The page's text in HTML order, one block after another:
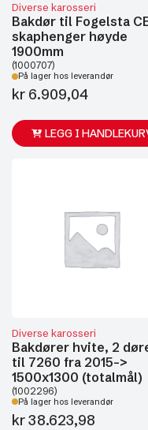
Diverse karosseri
Bakdør til Fogelsta
skaphenger høyde
1900mm
(1000707)
På lager hos leverandør
kr 6.909,04
LEGG I
Diverse karosseri
Bakdører hvite, 2
til 7260 fra 2015->
1500x1300 (totalmål)
(1002296)
På lager hos leverandør
kr38.623,98